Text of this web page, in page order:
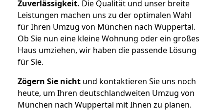
Zuverlässigkeit. Die Qualität und unser breite
Leistungen machen uns zu der optimalen Wahl
für Ihren Umzug von München nach Wuppertal.
Ob Sie nun eine kleine Wohnung oder ein großes
Haus umziehen, wir haben die passende Lösung
für Sie.
Zögern Sie nicht und kontaktieren Sie uns noch
heute, um Ihren deutschlandweiten Umzug von
München nach Wuppertal mit Ihnen zu planen.